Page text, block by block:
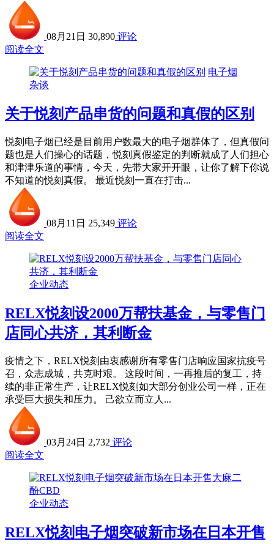
08月21日 30,890 评论
阅读全文
电子烟
杂谈
关于悦刻产品串货的问题和真假的区别
悦刻电子烟已经是目前用户数最大的电子烟群体了，但真假问
题也是人们操心的话题，悦刻真假鉴定的判断就成了人们担心
和津津乐道的事情，今天，先带大家开开眼，让你了解下你说
不知道的悦刻真假。 最近悦刻一直在打击...
08月11日 25,349 评论
阅读全文
企业动态
RELX悦刻设2000万帮扶基金，与零售门
店同心共济，其利断金
疫情之下，RELX悦刻由衷感谢所有零售门店响应国家抗疫号
召，众志成城，共克时艰。 这段时间，一再推后的复工，持
续的非正常生产，让RELX悦刻如大部分创业公司一样，正在
承受巨大损失和压力。 己欲立而立人...
03月24日 2,732 评论
阅读全文
企业动态
RELX悦刻电子烟突破新市场在日本开售